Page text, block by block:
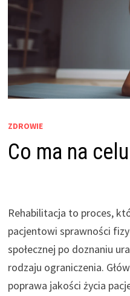
ZDROWIE
Co ma na
Rehabilitacja to proces,
pacjentowi sprawności
społecznej po doznaniu
rodzaju ograniczenia.
poprawa jakości życia